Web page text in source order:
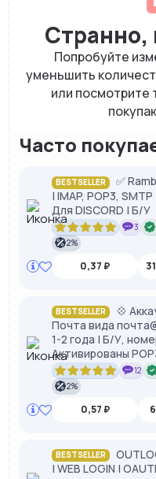
Странно,
Попробуйте
уменьшить
или посмотрите
Часто
BESTSELLER
✅
| IMAP, POP3,
Для DISCORD | Б/У
3
2%
0,37 ₽
BESTSELLER
💠
Почта вида
1-2 года | Б/У,
Активированы
12
2%
0,57 ₽
BESTSELLER
| WEB LOGIN |